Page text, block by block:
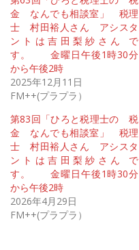
金 なんでも相談室」 税理
士 村田裕人さん アシスタ
ントは吉田梨紗さん で
す。 金曜日午後1時30分
から午後2時
2025年12月11日
FM++(プラプラ）
第83回「ひろと税理士の 税
金 なんでも相談室」 税理
士 村田裕人さん アシスタ
ントは吉田梨紗さん で
す。 金曜日午後1時30分
から午後2時
2026年4月29日
FM++(プラプラ）